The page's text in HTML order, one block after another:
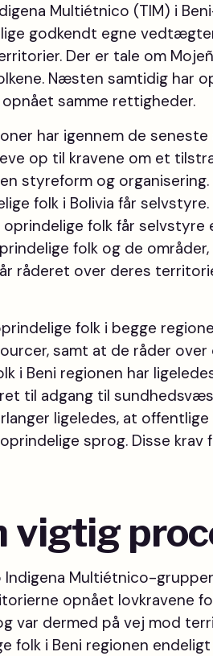
Multiétnico (TIM) i
godkendt egne
Der er tale om
Næsten samtidig har
samme rettigheder.
har igennem de
op til kravene om et
styreform og organisering.
folk i Bolivia får selvstyre.
oprindelige folk får
folk og de
råderet over deres
folk i begge
samt at de råder
i Beni regionen har
til adgang til
ligeledes, at
sprog. Disse krav
vigtig
Multiétnico-
opnået lovkravene
var dermed på vej mod
folk i Beni regionen